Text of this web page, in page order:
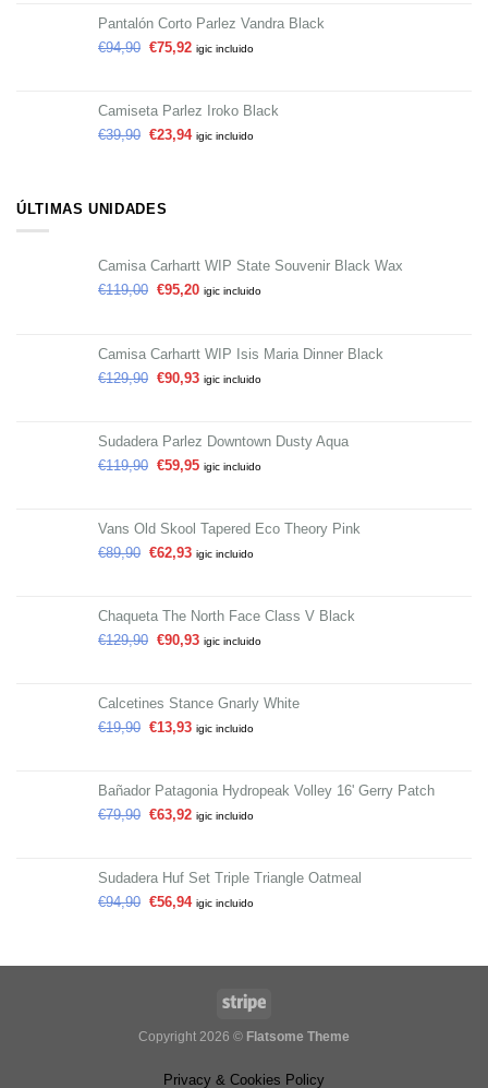
Pantalón Corto Parlez Vandra Black
€94,90 €75,92 igic incluido
Camiseta Parlez Iroko Black
€39,90 €23,94 igic incluido
ÚLTIMAS UNIDADES
Camisa Carhartt WIP State Souvenir Black Wax
€119,00 €95,20 igic incluido
Camisa Carhartt WIP Isis Maria Dinner Black
€129,90 €90,93 igic incluido
Sudadera Parlez Downtown Dusty Aqua
€119,90 €59,95 igic incluido
Vans Old Skool Tapered Eco Theory Pink
€89,90 €62,93 igic incluido
Chaqueta The North Face Class V Black
€129,90 €90,93 igic incluido
Calcetines Stance Gnarly White
€19,90 €13,93 igic incluido
Bañador Patagonia Hydropeak Volley 16' Gerry Patch
€79,90 €63,92 igic incluido
Sudadera Huf Set Triple Triangle Oatmeal
€94,90 €56,94 igic incluido
Copyright 2026 © Flatsome Theme
Privacy & Cookies Policy